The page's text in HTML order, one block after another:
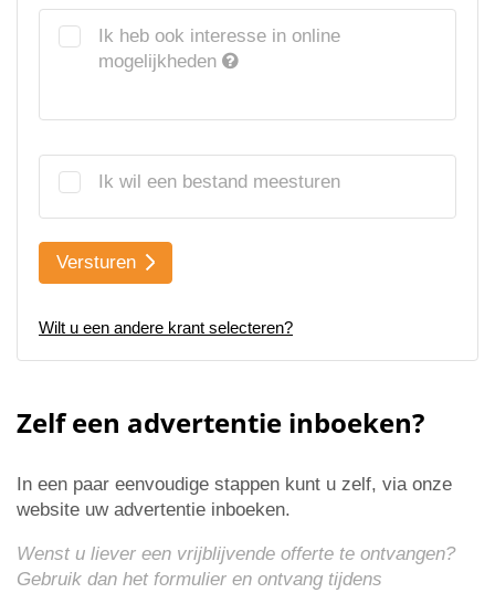
Ik heb ook interesse in online
mogelijkheden
Ik wil een bestand meesturen
Versturen
Wilt u een andere krant selecteren?
Zelf een advertentie inboeken?
In een paar eenvoudige stappen kunt u zelf, via onze
website uw advertentie inboeken.
Wenst u liever een vrijblijvende offerte te ontvangen?
Gebruik dan het formulier en ontvang tijdens